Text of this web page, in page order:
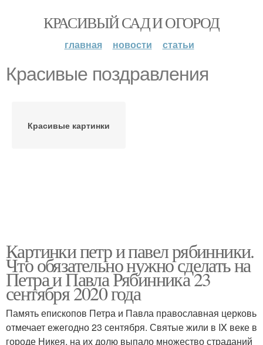
КРАСИВЫЙ САД И ОГОРОД
главная новости статьи
Красивые поздравления
Красивые картинки
Картинки петр и павел рябинники.
Что обязательно нужно сделать на
Петра и Павла Рябинника 23
сентября 2020 года
Память епископов Петра и Павла православная церковь
отмечает ежегодно 23 сентября. Святые жили в IX веке в
городе Никея, на их долю выпало множество страданий